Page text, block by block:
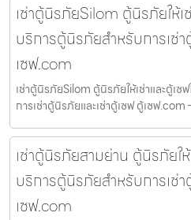
เช่าตู้นิรภัยSilom ตู้นิรภัยให้เ
บริการตู้นิรภัยสำหรับการเช่
เซฟ.com
เช่าตู้นิรภัยSilom ตู้นิรภัยให้เช่าและตู้เซ
การเช่าตู้นิรภัยและเช่าตู้เซฟ ตู้เซฟ
เช่าตู้นิรภัยสามย่าน ตู้นิรภัยให้
บริการตู้นิรภัยสำหรับการเช่
เซฟ.com